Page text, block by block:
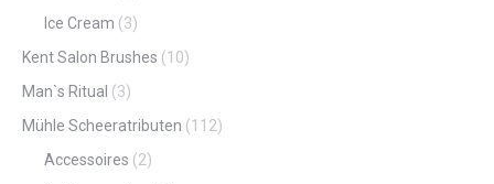
Ice Cream (3)
Kent Salon Brushes (10)
Man`s Ritual (3)
Mühle Scheeratributen (112)
Accessoires (2)